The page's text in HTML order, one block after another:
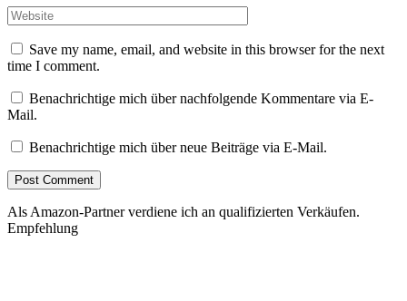
Save my name, email, and website in this browser for the next
time I comment.
Benachrichtige mich über nachfolgende Kommentare via E-
Mail.
Benachrichtige mich über neue Beiträge via E-Mail.
Als Amazon-Partner verdiene ich an qualifizierten Verkäufen.
Empfehlung